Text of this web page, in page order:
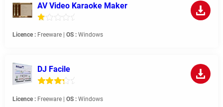
AV Video Karaoke Maker
Licence : Freeware | OS : Windows
DJ Facile
Licence : Freeware | OS : Windows